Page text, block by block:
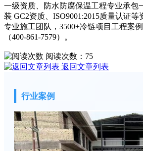
一级资质、防水防腐保温工程专业承包
装 GC2资质、ISO9001:2015质量认证等
专业施工团队，3500+冷链项目工程案
（400-861-7579）。
阅读次数： 75
返回文章列表
行业案例